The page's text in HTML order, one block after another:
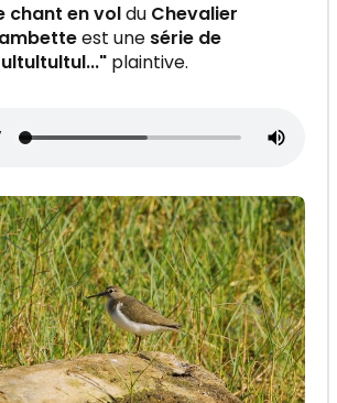
chant en voldu Chevalier
est une série de
plaintive.